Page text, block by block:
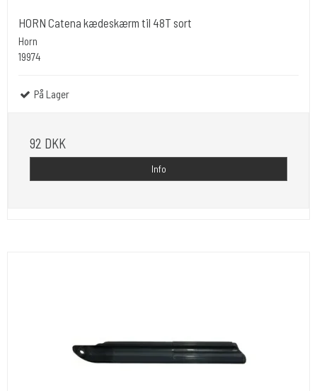
HORN Catena kædeskærm til 48T sort
Horn
19974
På Lager
92 DKK
Info